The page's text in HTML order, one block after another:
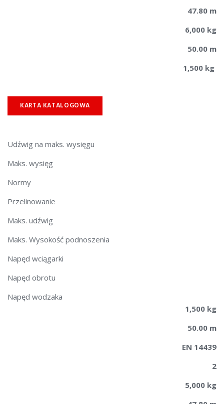
47.80 m
6,000 kg
50.00 m
1,500 kg
KARTA KATALOGOWA
​​Udźwig na maks. wysięgu
Maks. wysięg​
Normy
Przelinowanie
Maks. udźwig
Maks. Wysokość podnoszenia
Napęd wciągarki
Napęd obrotu
Napęd wodzaka
1,500 kg
50.00 m
EN 14439
2
5,000 kg